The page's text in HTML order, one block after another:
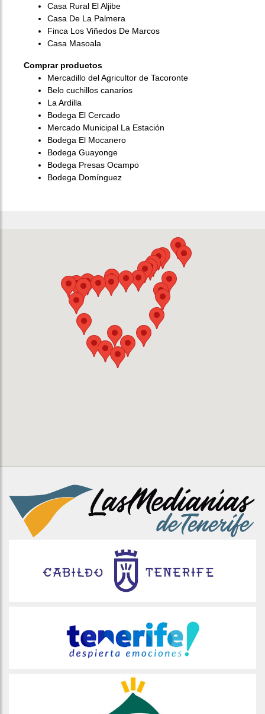
Casa Rural El Aljibe
Casa De La Palmera
Finca Los Viñedos De Marcos
Casa Masoala
Comprar productos
Mercadillo del Agricultor de Tacoronte
Belo cuchillos canarios
La Ardilla
Bodega El Cercado
Mercado Municipal La Estación
Bodega El Mocanero
Bodega Guayonge
Bodega Presas Ocampo
Bodega Domínguez